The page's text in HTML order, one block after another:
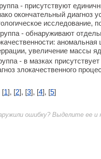
- присутствуют
окончательный диагноз
исследование,
- обнаруживают
увеличение массы
- в мазках
злокачественного
[1], [2], [3], [4], [5]
ошибку? Выделите ее и